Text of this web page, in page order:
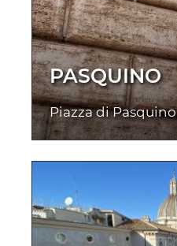
PASQUINO
Piazza di Pasquino